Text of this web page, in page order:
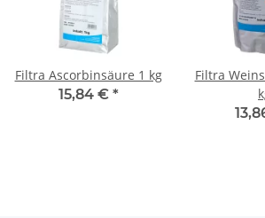
Filtra Ascorbinsäure 1 kg
15,84 € *
Filtra